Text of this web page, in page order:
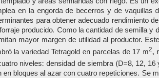
en la engorda de becerros y de vaquillas
para obtener adecuado rendimiento
producido. Como la cantidad de semilla
mayor margen de utilidad al productor.
la variedad Tetragold en parcelas de 17 m2,
niveles: densidad de siembra (D=8, 12, 16
bloques al azar con cuatro repeticiones. Se